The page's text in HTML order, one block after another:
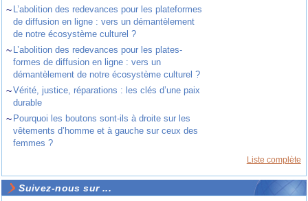
~ L’abolition des redevances pour les plateformes
de diffusion en ligne : vers un démantèlement
de notre écosystème culturel ?
~ L’abolition des redevances pour les plates-
formes de diffusion en ligne : vers un
démantèlement de notre écosystème culturel ?
~Vérité, justice, réparations : les clés d’une paix
durable
~ Pourquoi les boutons sont-ils à droite sur les
vêtements d’homme et à gauche sur ceux des
femmes ?
Liste complète
Suivez-nous sur ...